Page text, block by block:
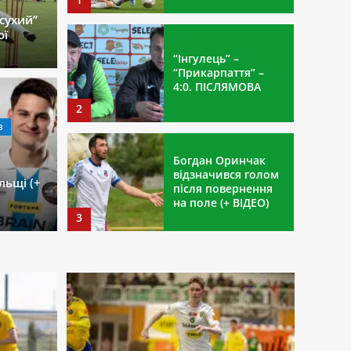
з “Левіце” виборов
Словаччини
(+
2
“Інгулець” –
“Прикарпаття” –
4:0. ПІСЛЯМОВА
3
Богдан Оринчак
відзначився голом
після повернення
на поле (+ ВІДЕО)
4
переможно
розпочав серію
плей-офф Екстра-
ліги (+ ВІДЕО)